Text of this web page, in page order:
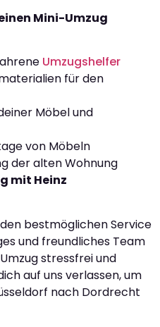
Mini-Umzug
Umzugshelfer
für den
Möbel und
von Möbeln
der alten Wohnung
mit Heinz
bestmöglichen Service
und freundliches Team
stressfrei und
auf uns verlassen, um
nach Dordrecht